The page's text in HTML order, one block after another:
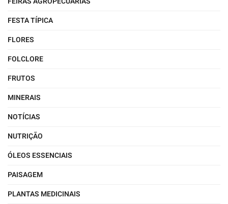
FESTA TÍPICA
FLORES
FOLCLORE
FRUTOS
MINERAIS
NOTÍCIAS
NUTRIÇÃO
ÓLEOS ESSENCIAIS
PAISAGEM
PLANTAS MEDICINAIS